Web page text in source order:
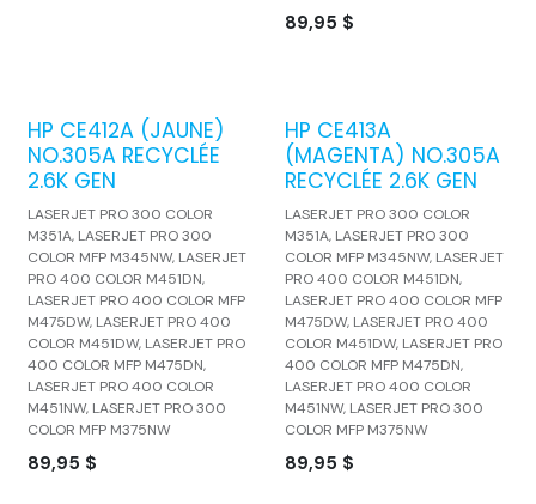
89,95 $
HP CE412A (JAUNE)
NO.305A RECYCLÉE
2.6K GEN
LASERJET PRO 300 COLOR
M351A, LASERJET PRO 300
COLOR MFP M345NW, LASERJET
PRO 400 COLOR M451DN,
LASERJET PRO 400 COLOR MFP
M475DW, LASERJET PRO 400
COLOR M451DW, LASERJET PRO
400 COLOR MFP M475DN,
LASERJET PRO 400 COLOR
M451NW, LASERJET PRO 300
COLOR MFP M375NW
89,95 $
HP CE413A
(MAGENTA) NO.305A
RECYCLÉE 2.6K GEN
LASERJET PRO 300 COLOR
M351A, LASERJET PRO 300
COLOR MFP M345NW, LASERJET
PRO 400 COLOR M451DN,
LASERJET PRO 400 COLOR MFP
M475DW, LASERJET PRO 400
COLOR M451DW, LASERJET PRO
400 COLOR MFP M475DN,
LASERJET PRO 400 COLOR
M451NW, LASERJET PRO 300
COLOR MFP M375NW
89,95 $